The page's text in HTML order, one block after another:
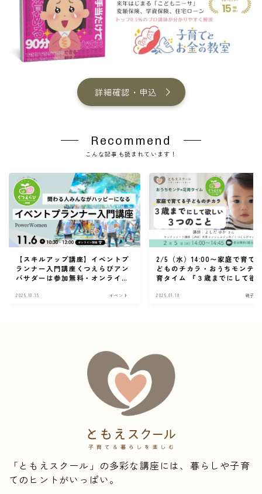
詳細確認・申込
Recommend
こんな記事も読まれています！
【スキルアップ講座】イベントプ
ランナー入門講座くつえらびアン
バサダーは参加無料・オンライン
2025.10.15 イベント
2/5（水）14:00〜家庭で育て
どものチカラ・おうちモンテ
育タイム 『３歳までにして欲
2025.01.18 親子ひ
「ともえスクール」の多彩な講座には、暮らしや子育
てのヒントがいっぱい。